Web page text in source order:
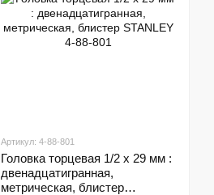
Артикул: 4-88-801
Головка торцевая 1/2 х 29 мм :
двенадцатигранная,
метрическая, блистер